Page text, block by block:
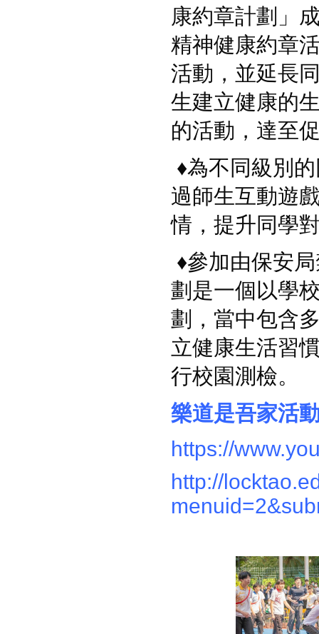
康約章計劃」
精神健康約章
活動，並延長
生建立健康的
的活動，達至
♦為不同級別
過師生互動遊
情，提升同學
♦參加由保安
劃是一個以學
劃，當中包含
立健康生活習
行校園測檢。
樂道是吾家活
https://
http://